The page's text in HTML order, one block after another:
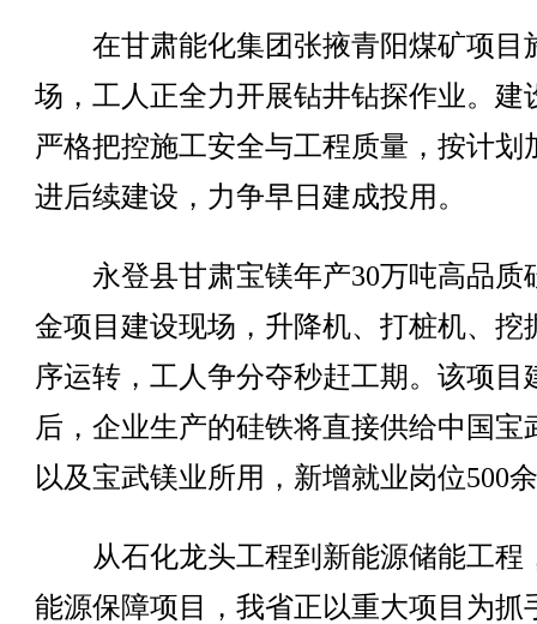
在甘肃能化集团张掖青阳煤矿项目
场，工人正全力开展钻井钻探作业。建
严格把控施工安全与工程质量，按计划
进后续建设，力争早日建成投用。
永登县甘肃宝镁年产30万吨高品质
金项目建设现场，升降机、打桩机、挖
序运转，工人争分夺秒赶工期。该项目
后，企业生产的硅铁将直接供给中国宝
以及宝武镁业所用，新增就业岗位500
从石化龙头工程到新能源储能工程
能源保障项目，我省正以重大项目为抓